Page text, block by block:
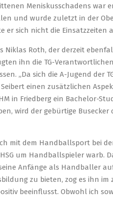
Meniskusschadens war
und wurde zuletzt in der
er sich nicht die Einsatzzeiten
Niklas Roth, der derzeit
ihn die TG-
„Da sich die A-Jugend
einen zusätzlichen
in Friedberg ein Bachelor-
wird der gebürtige
mit dem Handballsport bei
um Handballspieler warb.
Anfänge als Handballer
zu bieten, zog es ihn
beeinflusst. Obwohl ich